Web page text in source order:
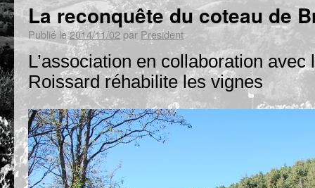
La reconquête du coteau de
Publié le2014/11/02 par President
L’association en collaboration avec
Roissard réhabilite les vignes